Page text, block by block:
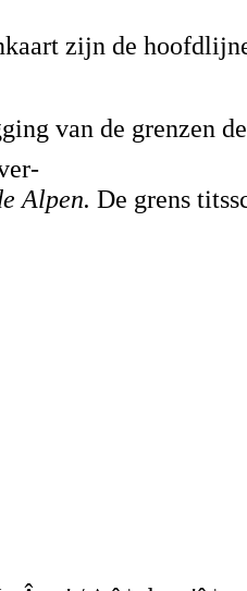
zijn de
van de grenzen
Alpen. De grens